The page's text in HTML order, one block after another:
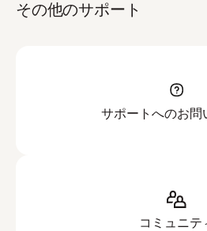
その他のサポート
サポートへのお問
コミュニテ